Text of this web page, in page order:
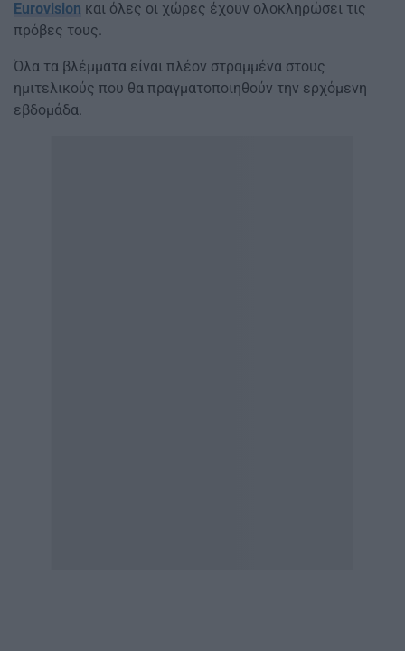
Eurovision και όλες οι χώρες έχουν ολοκληρώσει τις
πρόβες τους.
Όλα τα βλέμματα είναι πλέον στραμμένα στους
ημιτελικούς που θα πραγματοποιηθούν την ερχόμενη
εβδομάδα.